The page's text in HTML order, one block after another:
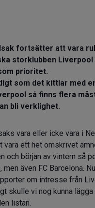
fortsätter att vara
storklubben Liverpool
prioritet.
som det kittlar med
så finns flera
bli verklighet.
vara eller icke vara i
vara ett het omskrivet
och början av vintern så
men även FC Barcelona.
om intresse från
skulle vi nog kunna
listan.